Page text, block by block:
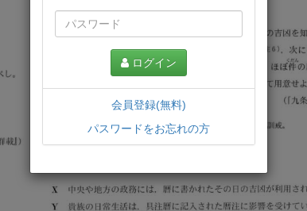
ログイン
会員登録(無料)
パスワードをお忘れの方